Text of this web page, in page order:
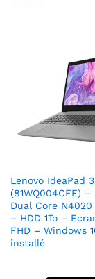
Lenovo IdeaPad 3
(81WQ004CFE) –
Dual Core N4020
– HDD 1To –
FHD – Windows
installé